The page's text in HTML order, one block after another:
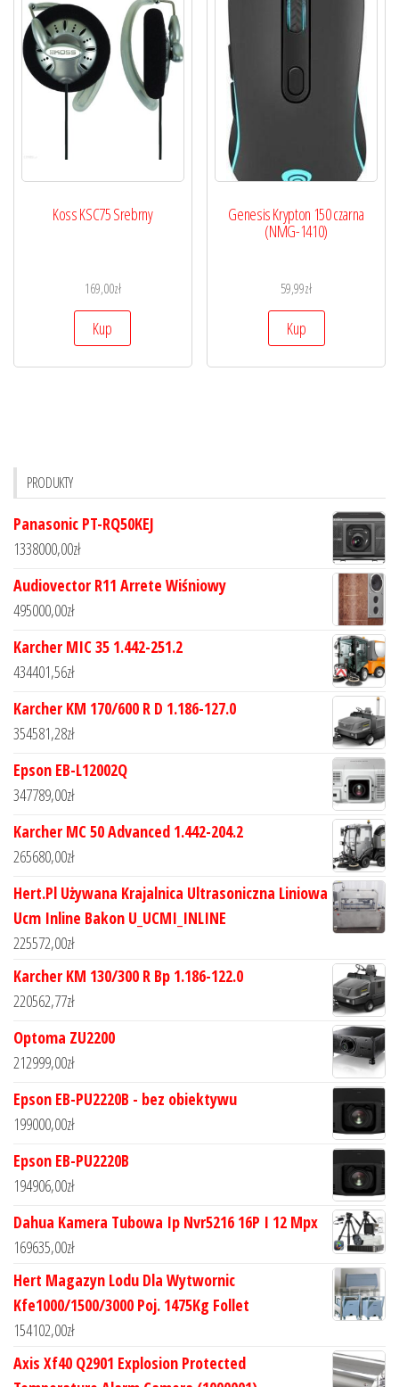
Koss KSC75 Srebrny
169,00zł
Kup
Genesis Krypton 150 czarna
(NMG-1410)
59,99zł
Kup
PRODUKTY
Panasonic PT-RQ50KEJ
1338000,00zł
Audiovector R11 Arrete Wiśniowy
495000,00zł
Karcher MIC 35 1.442-251.2
434401,56zł
Karcher KM 170/600 R D 1.186-127.0
354581,28zł
Epson EB-L12002Q
347789,00zł
Karcher MC 50 Advanced 1.442-204.2
265680,00zł
Hert.Pl Używana Krajalnica Ultrasoniczna Liniowa
Ucm Inline Bakon U_UCMI_INLINE
225572,00zł
Karcher KM 130/300 R Bp 1.186-122.0
220562,77zł
Optoma ZU2200
212999,00zł
Epson EB-PU2220B - bez obiektywu
199000,00zł
Epson EB-PU2220B
194906,00zł
Dahua Kamera Tubowa Ip Nvr5216 16P I 12 Mpx
169635,00zł
Hert Magazyn Lodu Dla Wytwornic
Kfe1000/1500/3000 Poj. 1475Kg Follet
154102,00zł
Axis Xf40 Q2901 Explosion Protected